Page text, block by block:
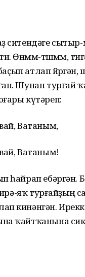
ситендәге сытыр-
Өнөммө-төшөммө,
баҫып атлап
Шунан турғай
күтәреп:
Ватаным,
Ватаным!
һайрап ебәргән.
яҡ турғайҙың
кинәнгән.
ҡайтҡанына